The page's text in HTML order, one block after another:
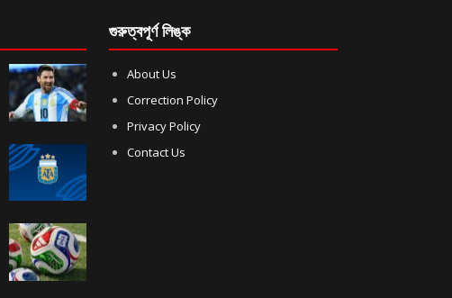
গুরুত্বপূর্ণ লিঙ্ক
About Us
Correction Policy
Privacy Policy
Contact Us